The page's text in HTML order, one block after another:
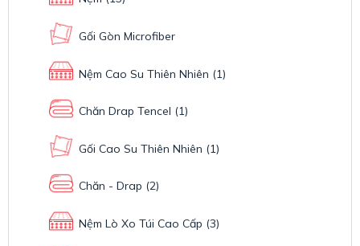
Gối Gòn Microfiber
Nệm Cao Su Thiên Nhiên (1)
Chăn Drap Tencel (1)
Gối Cao Su Thiên Nhiên (1)
Chăn - Drap (2)
Nệm Lò Xo Túi Cao Cấp (3)